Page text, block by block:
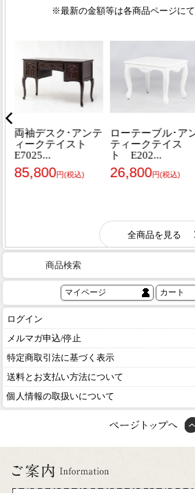
商品検索
マイページ カート
ログイン
メルマガ申込/停止
特定商取引法に基づく表示
送料とお支払い方法について
個人情報の取扱いについて